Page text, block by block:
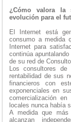
¿Cómo valora la
evolución para el
El Internet está
consumo a medida
Internet para
continúa
de su red de
Los consultores
rentabilidad de sus
financieros con
exponenciales en
comercialización
locales nunca había
A medida que
alcanzan